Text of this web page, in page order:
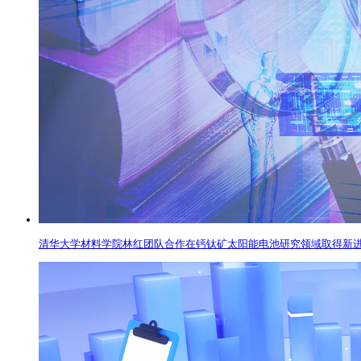
清华大学材料学院林红团队合作在钙钛矿太阳能电池研究领域取得新